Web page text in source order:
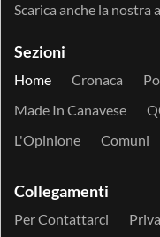
Scarica anche la nostra
Sezioni
Home Cronaca
Made In Canavese
L'Opinione
Comuni
Collegamenti
Per Contattarci